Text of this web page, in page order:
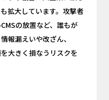
拡大しています。攻撃者
の放置など、誰もが
報漏えいや改ざん、
大きく損なうリスクを